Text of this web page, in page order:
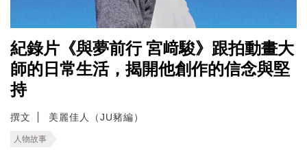
紀錄片《與夢前行 宮﨑駿》跟拍動畫大
師的日常生活，揭開他創作的信念與堅
持
撰文 美麗佳人（JU豬編）
人物故事